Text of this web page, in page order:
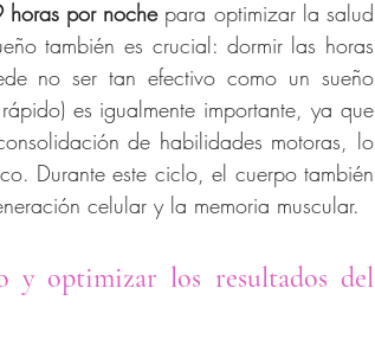
por noche para optimizar la salud
también es crucial: dormir las horas
no ser tan efectivo como un sueño
es igualmente importante, ya que
de habilidades motoras, lo
Durante este ciclo, el cuerpo también
celular y la memoria muscular.
y optimizar los resultados del